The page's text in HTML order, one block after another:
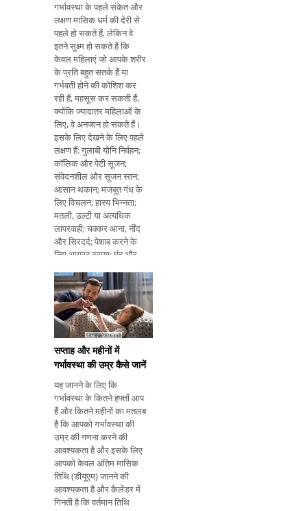
गर्भावस्था के पहले संकेत और
लक्षण मासिक धर्म की देरी से
पहले हो सकते हैं, लेकिन वे
इतने सूक्ष्म हो सकते हैं कि
केवल महिलाएं जो आपके शरीर
के प्रति बहुत सतर्क हैं या
गर्भवती होने की कोशिश कर
रही हैं, महसूस कर सकती हैं,
क्योंकि ज्यादातर महिलाओं के
लिए, वे अनजान हो सकते हैं।
इसके लिए देखने के लिए पहले
लक्षण हैं: गुलाबी योनि निर्वहन;
कॉलिक और पेटी सूजन;
संवेदनशील और सूजन स्तन;
आसान थकान; मजबूत गंध के
लिए विचलन; हास्य भिन्नता;
मतली, उल्टी या अत्यधिक
लापरवाही; चक्कर आना, नींद
और सिरदर्द; पेशाब करने के
लिए आग्रह बढ़ाया; मुंह और
को ध्यान में रखा जाना चाहिए,
खासतौर पर मासिक
सप्ताह और महीनों में
गर्भावस्था की उम्र कैसे जानें
यह जानने के लिए कि
गर्भावस्था के कितने हफ्तों आप
हैं और कितने महीनों का मतलब
है कि आपको गर्भावस्था की
उम्र की गणना करने की
आवश्यकता है और इसके लिए
आपको केवल अंतिम मासिक
तिथि (डीयूएम) जानने की
आवश्यकता है और कैलेंडर में
गिनती है कि वर्तमान तिथि